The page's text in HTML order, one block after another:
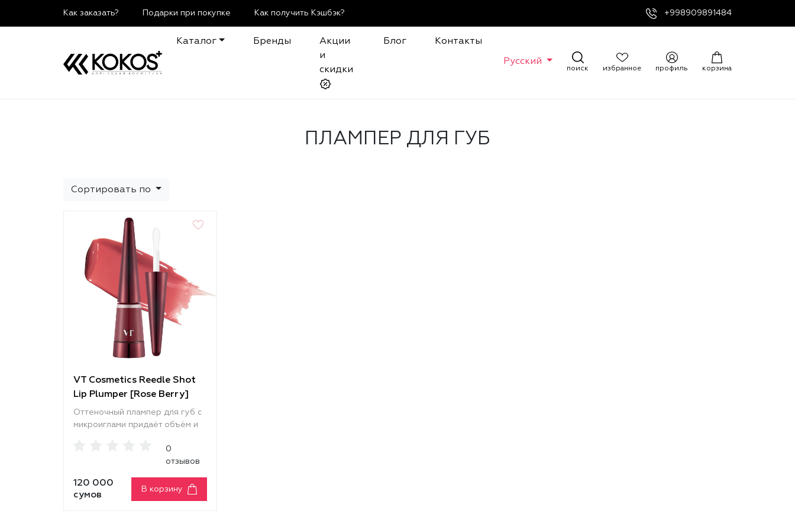
Как заказать? Подарки при покупке Как получить Кэшбэк? +998909891484
Каталог Бренды
Акции
и
скидки
Блог Контакты
Русский
поиск избранное профиль корзина
ПЛАМПЕР ДЛЯ ГУБ
Сортировать по
VT Cosmetics Reedle Shot
Lip Plumper [Rose Berry]
Оттеночный плампер для губ с
микроиглами придаёт объём и
оставляя красивый глянцевый
финиш. Увлажняет и питает,
выравнивает текстуру, делая
губы более гладкими и
0
отзывов
120 000
сумов
В корзину